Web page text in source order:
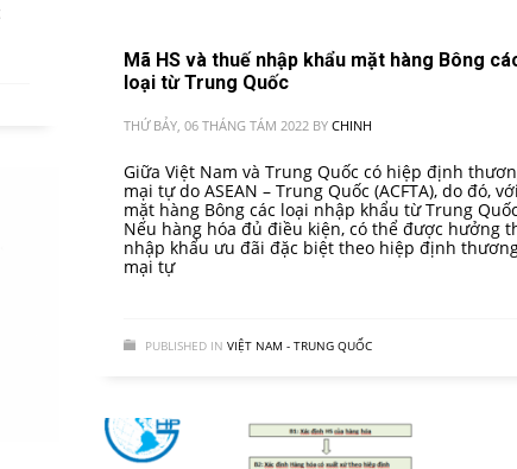
Mã HS và thuế nhập khẩu mặt hàng Bông
loại từ Trung Quốc
THỨ BẢY, 06 THÁNG TÁM 2022 BY CHINH
Giữa Việt Nam và Trung Quốc có hiệp định
mại tự do ASEAN – Trung Quốc (ACFTA), do đó, với
mặt hàng Bông các loại nhập khẩu từ Trung
Nếu hàng hóa đủ điều kiện, có thể được hưởng
nhập khẩu ưu đãi đặc biệt theo hiệp định
mại tự
PUBLISHED IN VIỆT NAM - TRUNG QUỐC